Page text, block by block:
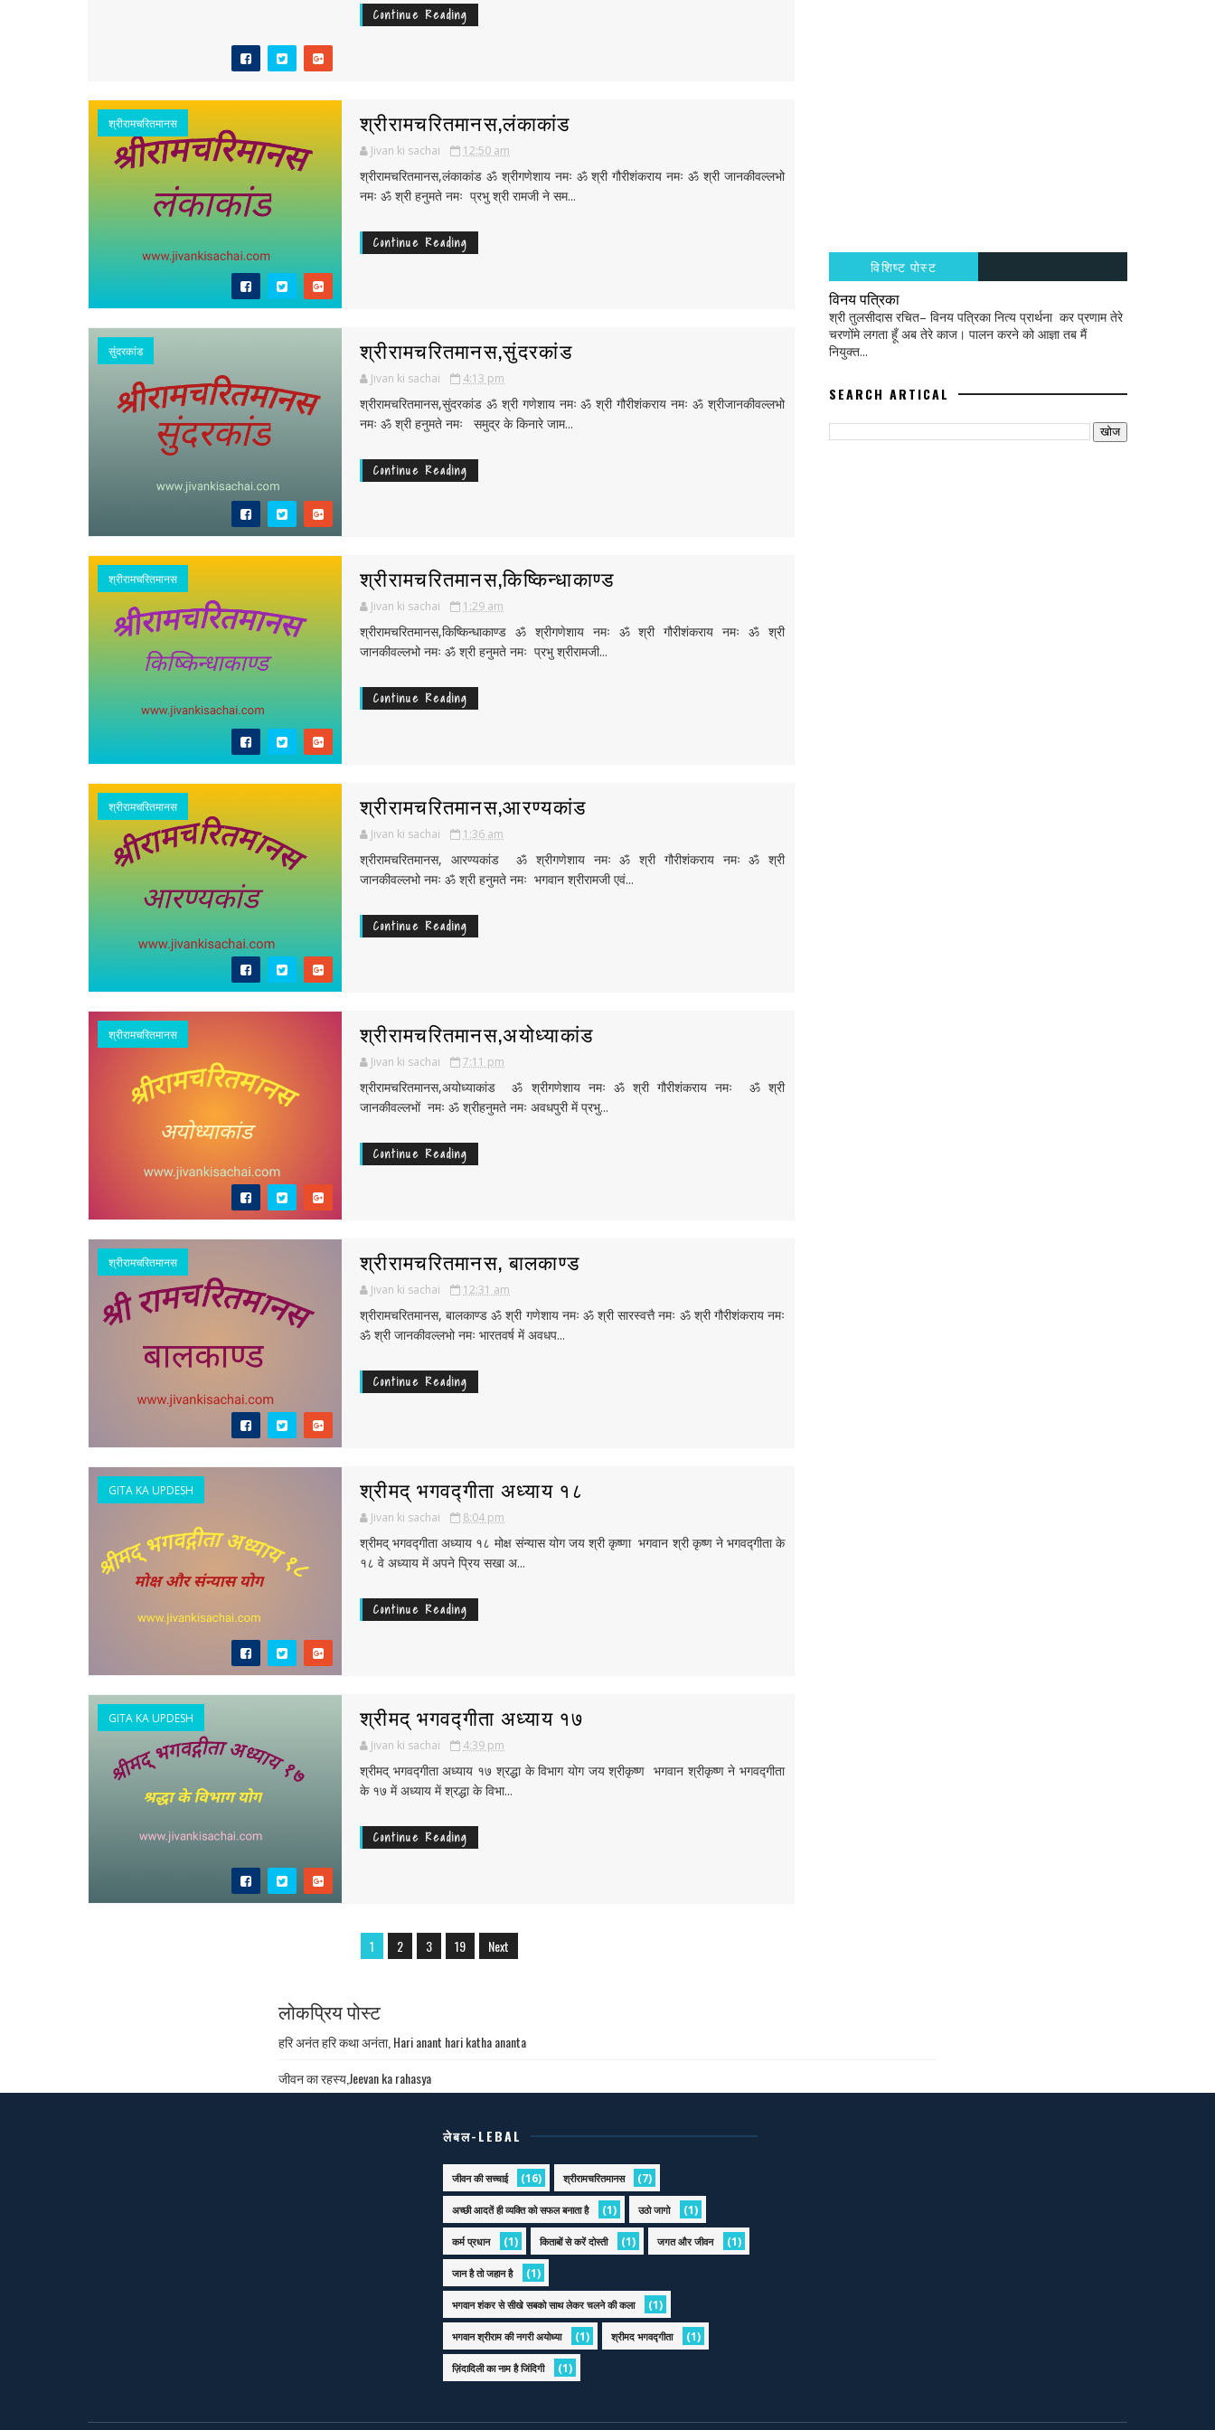
Continue Reading
श्रीरामचरितमानस श्रीरामचरितमानस,लंकाकांड
Jivan ki sachai 12:50 am
श्रीरामचरितमानस,लंकाकांड ॐ श्रीगणेशाय नमः ॐ श्री गौरीशंकराय नमः ॐ श्री जानकीवल्लभो
नमः ॐ श्री हनुमते नमः प्रभु श्री रामजी ने सम...
Continue Reading
सुंदरकांड श्रीरामचरितमानस,सुंदरकांड
Jivan ki sachai 4:13 pm
श्रीरामचरितमानस,सुंदरकांड ॐ श्री गणेशाय नमः ॐ श्री गौरीशंकराय नमः ॐ श्रीजानकीवल्लभो
नमः ॐ श्री हनुमते नमः समुद्र के किनारे जाम...
Continue Reading
श्रीरामचरितमानस श्रीरामचरितमानस,किष्किन्धाकाण्ड
Jivan ki sachai 1:29 am
श्रीरामचरितमानस,किष्किन्धाकाण्ड ॐ श्रीगणेशाय नमः ॐ श्री गौरीशंकराय नमः ॐ श्री
जानकीवल्लभो नमः ॐ श्री हनुमते नमः प्रभु श्रीरामजी...
Continue Reading
श्रीरामचरितमानस श्रीरामचरितमानस,आरण्यकांड
Jivan ki sachai 1:36 am
श्रीरामचरितमानस, आरण्यकांड ॐ श्रीगणेशाय नमः ॐ श्री गौरीशंकराय नमः ॐ श्री
जानकीवल्लभो नमः ॐ श्री हनुमते नमः भगवान श्रीरामजी एवं...
Continue Reading
श्रीरामचरितमानस श्रीरामचरितमानस,अयोध्याकांड
Jivan ki sachai 7:11 pm
श्रीरामचरितमानस,अयोध्याकांड ॐ श्रीगणेशाय नमः ॐ श्री गौरीशंकराय नमः ॐ श्री
जानकीवल्लभों नमः ॐ श्रीहनुमते नमः अवधपुरी में प्रभु...
Continue Reading
श्रीरामचरितमानस श्रीरामचरितमानस, बालकाण्ड
Jivan ki sachai 12:31 am
श्रीरामचरितमानस, बालकाण्ड ॐ श्री गणेशाय नमः ॐ श्री सारस्वत्तै नमः ॐ श्री गौरीशंकराय नमः
ॐ श्री जानकीवल्लभो नमः भारतवर्ष में अवधप...
Continue Reading
GITA KA UPDESH श्रीमद् भगवद्गीता अध्याय १८
Jivan ki sachai 8:04 pm
श्रीमद् भगवद्गीता अध्याय १८ मोक्ष संन्यास योग जय श्री कृष्णा भगवान श्री कृष्ण ने भगवद्गीता के
१८ वे अध्याय में अपने प्रिय सखा अ...
Continue Reading
GITA KA UPDESH श्रीमद् भगवद्गीता अध्याय १७
Jivan ki sachai 4:39 pm
श्रीमद् भगवद्गीता अध्याय १७ श्रद्धा के विभाग योग जय श्रीकृष्ण भगवान श्रीकृष्ण ने भगवद्गीता
के १७ में अध्याय में श्रद्धा के विभा...
Continue Reading
1 2 3 19 Next
विशिष्ट पोस्ट
विनय पत्रिका
श्री तुलसीदास रचित– विनय पत्रिका नित्य प्रार्थना कर प्रणाम तेरे
चरणोंमे लगता हूँ अब तेरे काज। पालन करने को आज्ञा तब मैं
नियुक्त...
SEARCH ARTICAL
लोकप्रिय पोस्ट
हरि अनंत हरि कथा अनंता, Hari anant hari katha ananta
जीवन का रहस्य,Jeevan ka rahasya
लेबल-LEBAL
जीवन की सच्चाई (16) श्रीरामचरितमानस (7)
अच्छी आदतें ही व्यक्ति को सफल बनाता है (1) उठो जागो (1)
कर्म प्रधान (1) किताबों से करें दोस्ती (1) जगत और जीवन (1)
जान है तो जहान है (1)
भगवान शंकर से सीखे सबको साथ लेकर चलने की कला (1)
भगवान श्रीराम की नगरी अयोध्या (1) श्रीमद भगवद्गीता (1)
ज़िंदादिली का नाम है जिंदिगी (1)